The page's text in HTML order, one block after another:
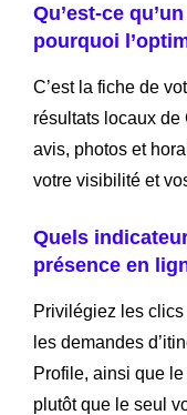
Qu’est-ce
pourquoi
C’est la fiche de
résultats locaux
avis, photos et
votre visibilité et
Quels
présence en
Privilégiez les
les demandes
Profile, ainsi que
plutôt que le seul